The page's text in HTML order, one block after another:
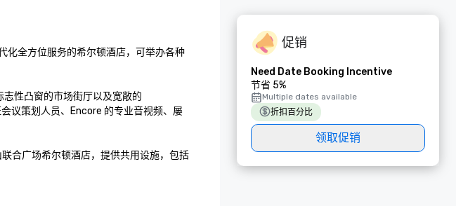
化全方位服务的希尔顿酒店，可举办各种
性凸窗的市场街厅以及宽敞的
议策划人员、Encore 的专业音视频、屡
合广场希尔顿酒店，提供共用设施，包括
促销
Need Date Booking Incentive
节省 5%
Multiple dates available
折扣百分比
领取促销